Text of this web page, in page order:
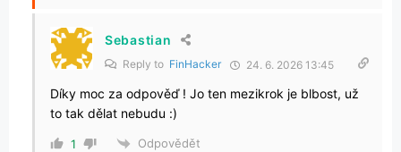
Sebastian
Reply to FinHacker 24. 6. 2026 13:45
Díky moc za odpověď ! Jo ten mezikrok je blbost, už
to tak dělat nebudu :)
1 Odpovědět